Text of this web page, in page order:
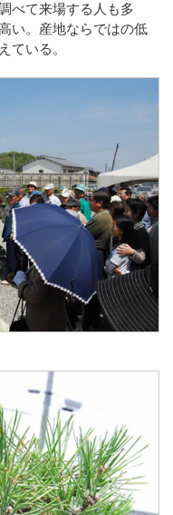
べて来場する人も多
い。産地ならではの低
ている。